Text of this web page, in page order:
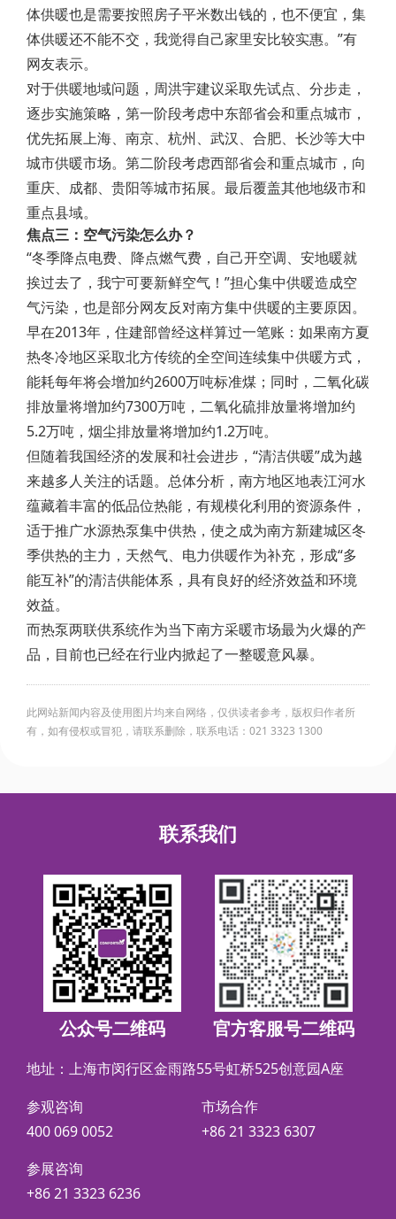
体供暖也是需要按照房子平米数出钱的，也不便宜，集
体供暖还不能不交，我觉得自己家里安比较实惠。”有
网友表示。
对于供暖地域问题，周洪宇建议采取先试点、分步走，
逐步实施策略，第一阶段考虑中东部省会和重点城市，
优先拓展上海、南京、杭州、武汉、合肥、长沙等大中
城市供暖市场。第二阶段考虑西部省会和重点城市，向
重庆、成都、贵阳等城市拓展。最后覆盖其他地级市和
重点县域。
焦点三：空气污染怎么办？
“冬季降点电费、降点燃气费，自己开空调、安地暖就
挨过去了，我宁可要新鲜空气！”担心集中供暖造成空
气污染，也是部分网友反对南方集中供暖的主要原因。
早在2013年，住建部曾经这样算过一笔账：如果南方夏
热冬冷地区采取北方传统的全空间连续集中供暖方式，
能耗每年将会增加约2600万吨标准煤；同时，二氧化碳
排放量将增加约7300万吨，二氧化硫排放量将增加约
5.2万吨，烟尘排放量将增加约1.2万吨。
但随着我国经济的发展和社会进步，“清洁供暖”成为越
来越多人关注的话题。总体分析，南方地区地表江河水
蕴藏着丰富的低品位热能，有规模化利用的资源条件，
适于推广水源热泵集中供热，使之成为南方新建城区冬
季供热的主力，天然气、电力供暖作为补充，形成“多
能互补”的清洁供能体系，具有良好的经济效益和环境
效益。
而热泵两联供系统作为当下南方采暖市场最为火爆的产
品，目前也已经在行业内掀起了一整暖意风暴。
此网站新闻内容及使用图片均来自网络，仅供读者参考，版权归作者所
有，如有侵权或冒犯，请联系删除，联系电话：021 3323 1300
联系我们
公众号二维码 官方客服号二维码
地址：上海市闵行区金雨路55号虹桥525创意园A座
参观咨询
400 069 0052
市场合作
+86 21 3323 6307
参展咨询
+86 21 3323 6236